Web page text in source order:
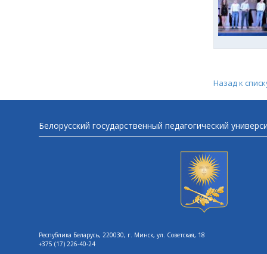
Назад к
Белорусский государственный педагогический
Республика Беларусь, 220030, г. Минск, ул. Советская, 18
+375 (17) 226-40-24